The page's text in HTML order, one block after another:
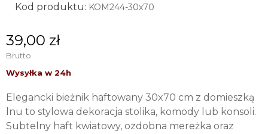
Kod produktu: KOM244-30x70
39,00 zł
Brutto
Elegancki bieżnik haftowany 30x70 cm z domieszką
lnu to stylowa dekoracja stolika, komody lub konsoli.
Subtelny haft kwiatowy, ozdobna mereżka oraz